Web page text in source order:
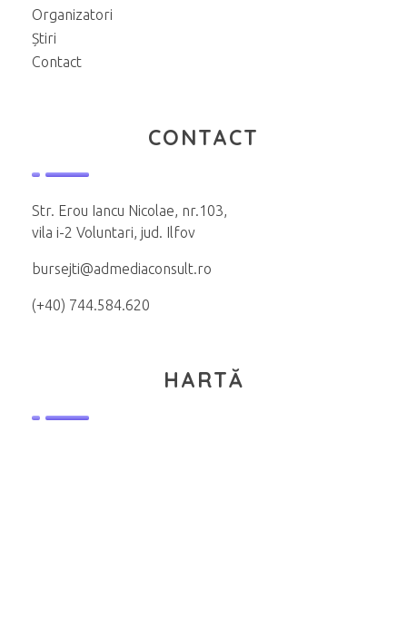
Organizatori
Știri
Contact
CONTACT
Str. Erou Iancu Nicolae, nr.103,
vila i-2 Voluntari, jud. Ilfov
bursejti@admediaconsult.ro
(+40) 744.584.620
HARTĂ